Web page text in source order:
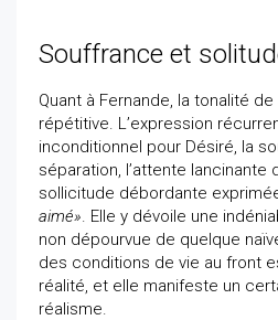
Souffrance et
Quant à Fernande, la tonalité
répétitive. L’expression
inconditionnel pour Désiré, la
séparation, l’attente lancinante
sollicitude débordante
aimé». Elle y dévoile une
non dépourvue de quelque
des conditions de vie au front
réalité, et elle manifeste un
réalisme.